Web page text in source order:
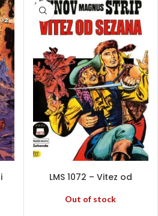
LMS 1072 – Vitez od
Out of stock